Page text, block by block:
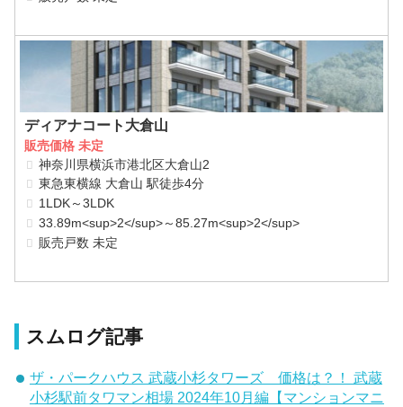
ディアナコート大倉山
販売価格 未定
神奈川県横浜市港北区大倉山2
東急東横線 大倉山 駅徒歩4分
1LDK～3LDK
33.89m<sup>2</sup>～85.27m<sup>2</sup>
販売戸数 未定
スムログ記事
ザ・パークハウス 武蔵小杉タワーズ 価格は？！ 武蔵
小杉駅前タワマン相場 2024年10月編【マンションマニ